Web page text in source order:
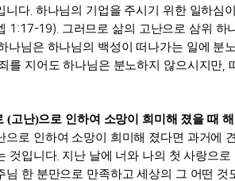
니다. 하나님의 기업을 주시기 위한 일하심
1:17-19). 그러므로 삶의 고난으로 삼위 하
나님은 하나님의 백성이 떠나가는 일에 분
를 지어도 하나님은 분노하지 않으시지만
(고난)으로 인하여 소망이 희미해 졌을 때
으로 인하여 소망이 희미해 졌다면 과거에
것입니다. 지난 날에 너와 나의 첫 사랑으
님 한 분만으로 만족하고 세상의 그 어떤